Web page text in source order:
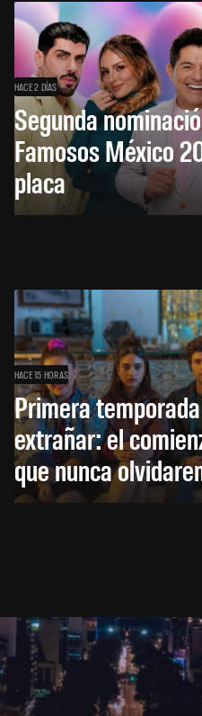
HACE 2 DÍAS
Segunda
Famosos México
placa
HACE 15 HORAS
Primera
extrañar: el
que nunca